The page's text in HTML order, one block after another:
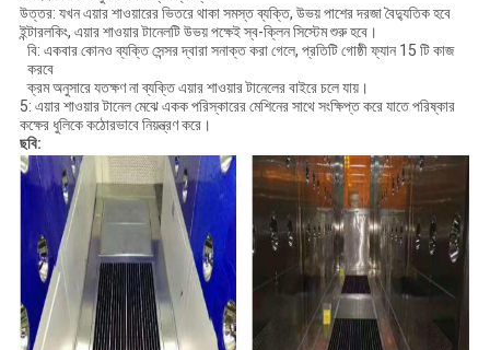
উত্তর: যখন এয়ার শাওয়ারের ভিতরে থাকা সমস্ত ব্যক্তি, উভয় পাশের দরজা বৈদ্যুতিক হবে
ইন্টারলকিং, এয়ার শাওয়ার টানেলটি উভয় পক্ষেই স্ব-ক্লিন সিস্টেম শুরু হবে।
বি: একবার কোনও ব্যক্তি সেন্সর দ্বারা সনাক্ত করা গেলে, প্রতিটি গোষ্ঠী ফ্যান 15 টি কাজ
করবে
ক্রম অনুসারে যতক্ষণ না ব্যক্তি এয়ার শাওয়ার টানেলের বাইরে চলে যায়।
5: এয়ার শাওয়ার টানেল মেঝে একক পরিস্কারের মেশিনের সাথে সংক্ষিপ্ত করে যাতে পরিষ্কার
কক্ষের ধুলিকে কঠোরভাবে নিয়ন্ত্রণ করে।
ছবি: